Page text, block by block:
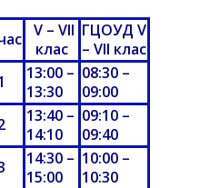
V – VII
клас
ГЦОУД V
– VII клас
13:00 –
13:30
08:30 –
09:00
13:40 –
14:10
09:10 –
09:40
14:30 –
15:00
10:00 –
10:30